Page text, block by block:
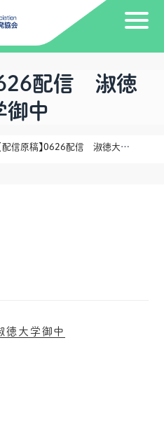
配信 淑徳
御中
【配信原稿】0626配信 淑徳大学御中
徳大学御中